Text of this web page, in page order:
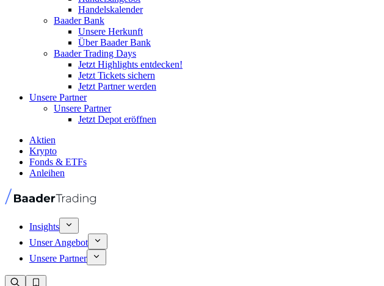
Handelskalender
Baader Bank
Unsere Herkunft
Über Baader Bank
Baader Trading Days
Jetzt Highlights entdecken!
Jetzt Tickets sichern
Jetzt Partner werden
Unsere Partner
Unsere Partner
Jetzt Depot eröffnen
Aktien
Krypto
Fonds & ETFs
Anleihen
Insights
Unser Angebot
Unsere Partner